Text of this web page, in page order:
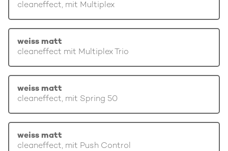
cleaneffect, mit Multiplex
weiss matt
cleaneffect mit Multiplex Trio
weiss matt
cleaneffect, mit Spring 50
weiss matt
cleaneffect, mit Push Control